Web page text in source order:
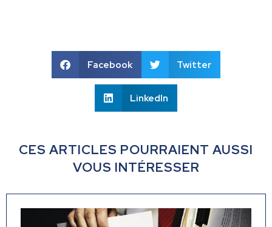
Facebook Twitter
LinkedIn
CES ARTICLES POURRAIENT AUSSI
VOUS INTÉRESSER